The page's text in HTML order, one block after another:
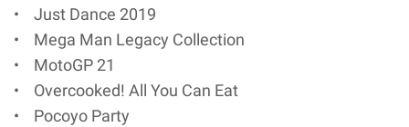
• Just Dance 2019
• Mega Man Legacy Collection
• MotoGP 21
• Overcooked! All You Can Eat
• Pocoyo Party